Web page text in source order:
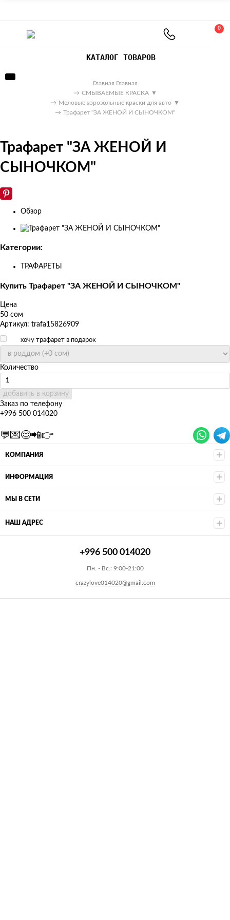
0
КАТАЛОГ ТОВАРОВ
Главная Главная
→ СМЫВАЕМЫЕ КРАСКА ▼
→ Меловые аэрозольные краски для авто ▼
→ Трафарет "ЗА ЖЕНОЙ И СЫНОЧКОМ"
Трафарет "ЗА ЖЕНОЙ И
СЫНОЧКОМ"
Обзор
Изображения
товаров
Категории:
ТРАФАРЕТЫ
Купить Трафарет "ЗА ЖЕНОЙ И СЫНОЧКОМ"
Цена
50 сом
Артикул: trafa15826909
хочу трафарет в подарок
Количество
добавить в корзину
Заказ по телефону
+996 500 014020
💬💌😊📲👉
КОМПАНИЯ
ИНФОРМАЦИЯ
МЫ В СЕТИ
НАШ АДРЕС
+996 500 014020
Пн. - Вс.: 9:00-21:00
crazylove014020@gmail.com